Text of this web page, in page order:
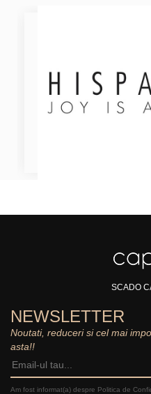
SCADO
NEWSLETTER
Noutati, reduceri si cel mai
asta!!
Am fost informat(a) despre Politica de